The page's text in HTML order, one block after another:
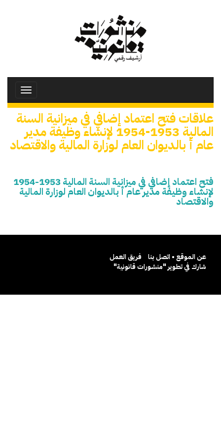
Toggle
علاقات فتح اعتماد إضافي في ميزانية السنة
المالية 1953-1954 لإنشاء وظيفة مدير
عام أ بالديوان العام لوزارة المالية والاقتصاد
فتح اعتماد إضافي في ميزانية السنة المالية 1953-1954
لإنشاء وظيفة مدير عام أ بالديوان العام لوزارة المالية
والاقتصاد
عن الموقع • اتصل بنا
فريق العمل
شارك في تطوير "منشورات قانونية"